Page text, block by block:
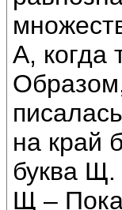
А, когда
на край
буква Щ.
Щ –